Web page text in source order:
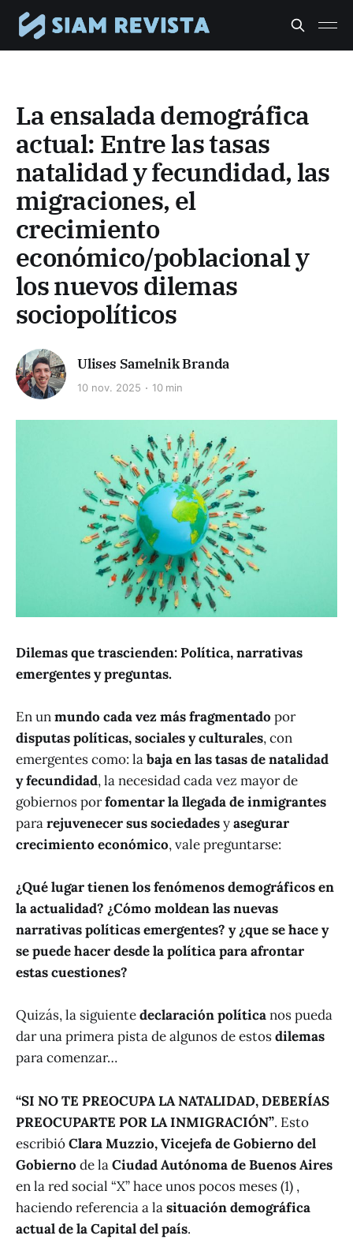
La ensalada demográfica
actual: Entre las tasas
natalidad y fecundidad, las
migraciones, el
crecimiento
económico/poblacional y
los nuevos dilemas
sociopolíticos
Ulises Samelnik Branda
10 nov. 2025 10 min
Dilemas que trascienden: Política, narrativas
emergentes y preguntas.
En unmundo cada vez más fragmentado por
disputas políticas, sociales y culturales, con
emergentes como: labaja en las tasas de natalidad
y fecundidad, la necesidad cada vez mayor de
gobiernos porfomentar la llegada de inmigrantes
pararejuvenecer sus sociedadesyasegurar
crecimiento económico, vale preguntarse:
¿Qué lugar tienen los fenómenos demográficos en
la actualidad? ¿Cómo moldean las nuevas
narrativas políticas emergentes? y ¿que se hace y
se puede hacer desde la política para afrontar
estas cuestiones?
Quizás, la siguientedeclaración políticanos pueda
dar una primera pista de algunos de estosdilemas
para comenzar…
“SI NO TE PREOCUPA LA NATALIDAD, DEBERÍAS
PREOCUPARTE POR LA INMIGRACIÓN”. Esto
escribióClara Muzzio, Vicejefa de Gobierno del
Gobierno de laCiudad Autónoma de Buenos Aires
en la red social “X” hace unos pocos meses (1) ,
haciendo referencia a lasituación demográfica
actual de la Capital del país.